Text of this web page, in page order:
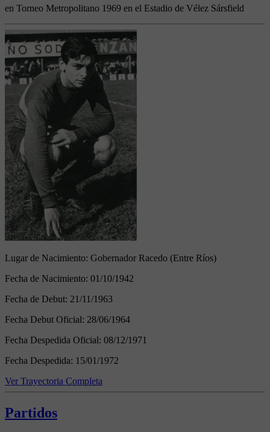
en Torneo Metropolitano 1969 en el Estadio de Vélez Sársfield
Lugar de Nacimiento: Gobernador Racedo (Entre Ríos)
Fecha de Nacimiento: 01/10/1942
Fecha de Debut: 21/11/1963
Fecha Debut Oficial: 28/06/1964
Fecha Despedida Oficial: 08/12/1971
Fecha Despedida: 15/01/1972
Ver Trayectoria Completa
Partidos